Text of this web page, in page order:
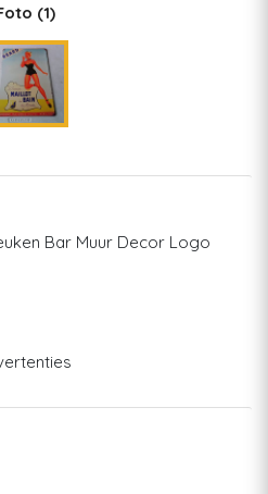
(1)
Bar Muur Decor Logo